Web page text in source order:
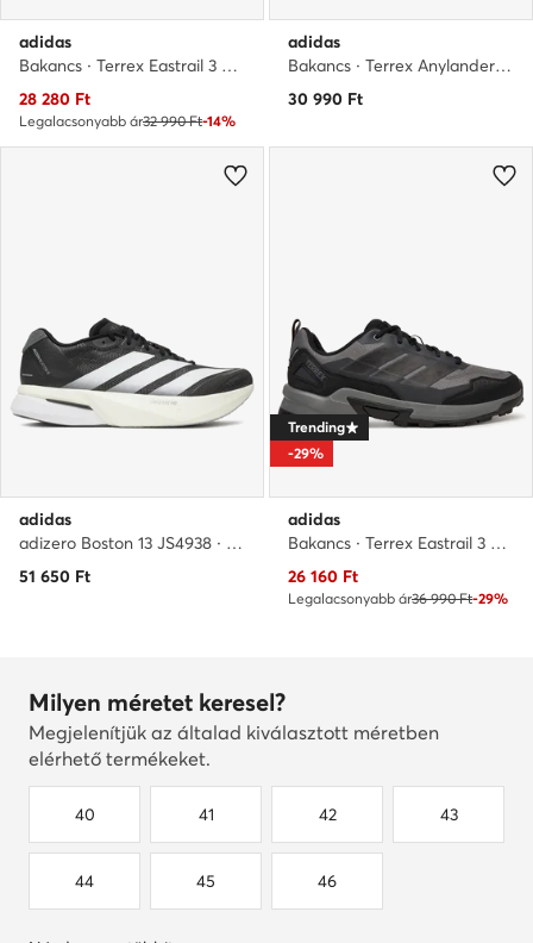
adidas
Bakancs · Terrex Eastrail 3 JR4001 · Fekete
Aktuális ár
28 280 Ft
Legalacsonyabb ár32 990 Ft-14%
adidas
Bakancs · Terrex Anylander JR6599 · Khaki
30 990 Ft
adidas
adizero Boston 13 JS4938 · Futócipő
51 650 Ft
Trending
-29%
adidas
Bakancs · Terrex Eastrail 3 Climaproof JR4009 · Szürke
Aktuális ár
26 160 Ft
Legalacsonyabb ár36 990 Ft-29%
Milyen méretet keresel?
Megjelenítjük az általad kiválasztott méretben
elérhető termékeket.
40 41 42 43
44 45 46